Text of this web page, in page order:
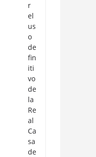
r
el
us
o
de
fin
iti
vo
de
la
Re
al
Ca
sa
de